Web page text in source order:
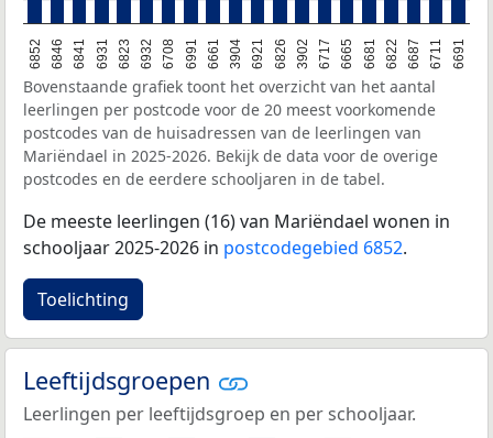
6852 6846 6841 6931 6823 6932 6708 6991 6661 3904 6921 6826 3902 6717 6665 6681 6822 6687 6711 6691
Bovenstaande grafiek toont het overzicht van het aantal
leerlingen per postcode voor de 20 meest voorkomende
postcodes van de huisadressen van de leerlingen van
Mariëndael in 2025-2026. Bekijk de data voor de overige
postcodes en de eerdere schooljaren in de tabel.
De meeste leerlingen (16) van Mariëndael wonen in
schooljaar 2025-2026 in postcodegebied 6852.
Toelichting
Leeftijdsgroepen
Leerlingen per leeftijdsgroep en per schooljaar.